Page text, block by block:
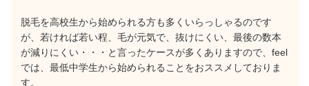
脱毛を高校生から始められる方も多くいらっしゃるのです
が、若ければ若い程、毛が元気で、抜けにくい、最後の数本
が減りにくい・・・と言ったケースが多くありますので、feel
では、最低中学生から始められることをおススメしておりま
す。